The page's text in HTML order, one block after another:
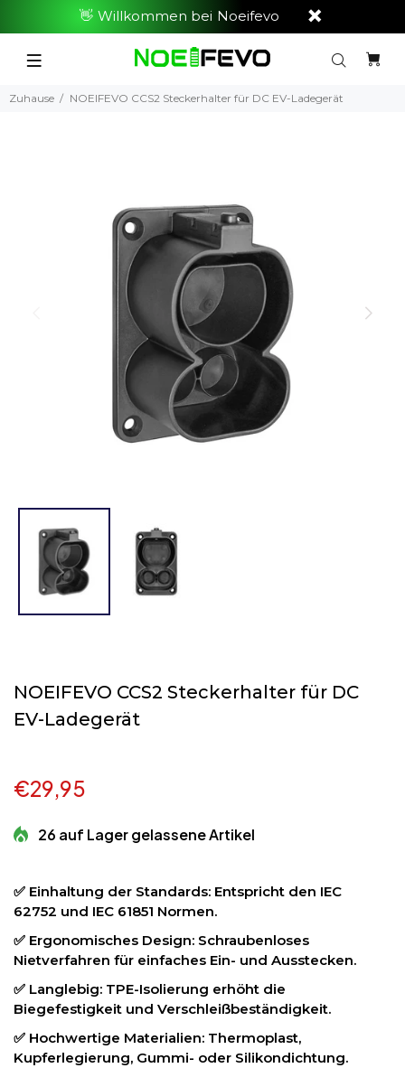
👋 Willkommen bei Noeifevo
Zuhause NOEIFEVO CCS2 Steckerhalter für DC EV-Ladegerät
NOEIFEVO CCS2 Steckerhalter für DC
EV-Ladegerät
€29,95
26 auf Lager gelassene Artikel
✅ Einhaltung der Standards: Entspricht den IEC
62752 und IEC 61851 Normen.
✅ Ergonomisches Design: Schraubenloses
Nietverfahren für einfaches Ein- und Ausstecken.
✅ Langlebig: TPE-Isolierung erhöht die
Biegefestigkeit und Verschleißbeständigkeit.
✅ Hochwertige Materialien: Thermoplast,
Kupferlegierung, Gummi- oder Silikondichtung.